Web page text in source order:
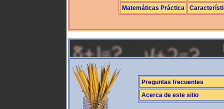
Matemáticas Práctica
Preguntas frecuentes
Acerca de este sitio